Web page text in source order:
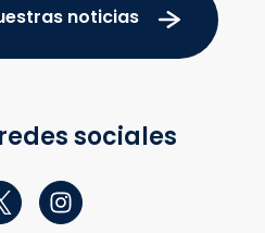
noticias
sociales